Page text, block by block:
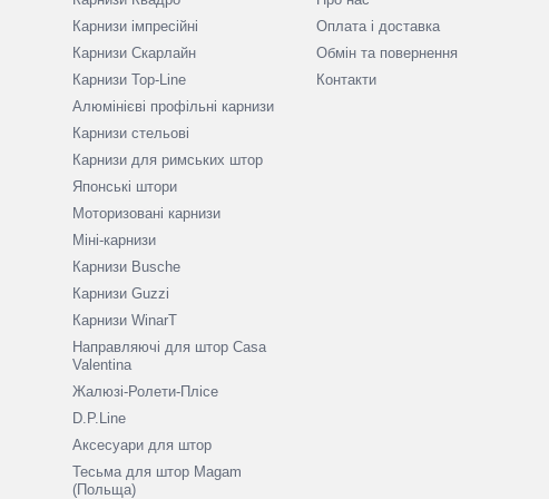
Карнизи імпресійні
Карнизи Скарлайн
Карнизи Top-Line
Алюмінієві профільні карнизи
Карнизи стельові
Карнизи для римських штор
Японські штори
Моторизовані карнизи
Міні-карнизи
Карнизи Busche
Карнизи Guzzi
Карнизи WinarT
Направляючі для штор Casa
Valentina
Жалюзі-Ролети-Плісе
D.P.Line
Аксесуари для штор
Тесьма для штор Magam
(Польща)
Оплата і доставка
Обмін та повернення
Контакти